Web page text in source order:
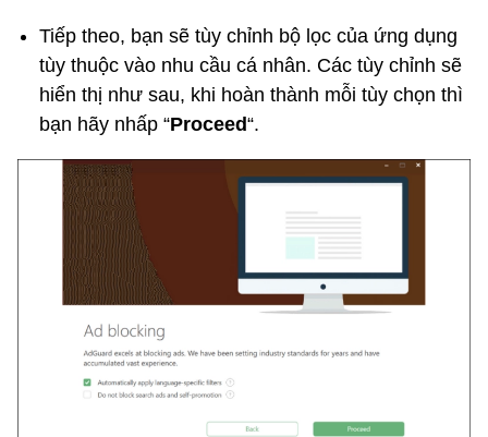
Tiếp theo, bạn sẽ tùy chỉnh bộ lọc của ứng dụng
tùy thuộc vào nhu cầu cá nhân. Các tùy chỉnh sẽ
hiển thị như sau, khi hoàn thành mỗi tùy chọn thì
bạn hãy nhấp “Proceed“.